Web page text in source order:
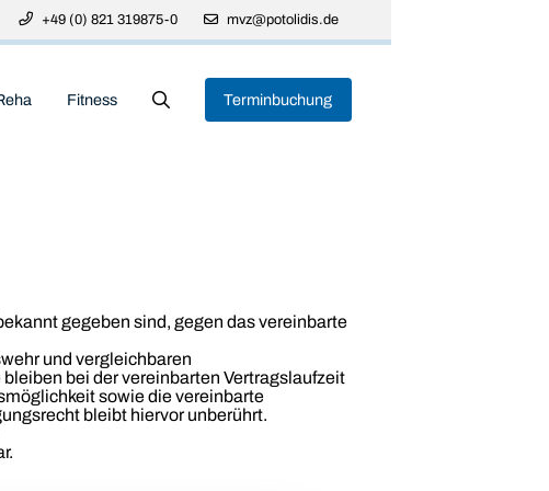
+49 (0) 821 319875-0 mvz@potolidis.de
Fitness Terminbuchung
gegeben sind, gegen das vereinbarte
und vergleichbaren
bei der vereinbarten Vertragslaufzeit
sowie die vereinbarte
bleibt hiervor unberührt.